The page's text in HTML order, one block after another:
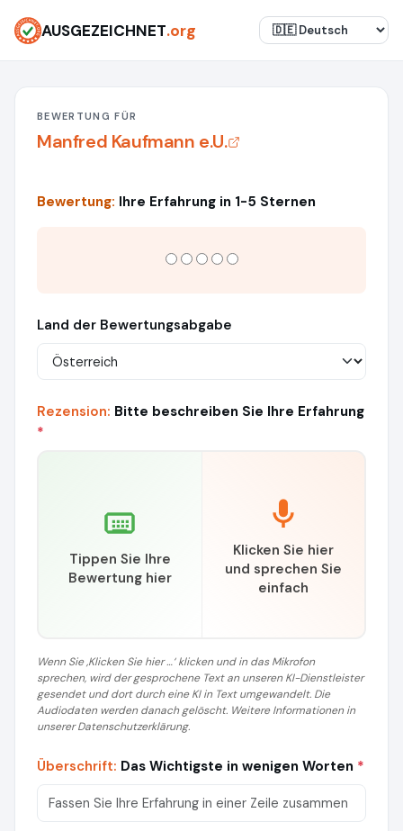
AUSGEZEICHNET.org
BEWERTUNG FÜR
Manfred Kaufmann e.U.
Bewertung: Ihre Erfahrung in 1-5 Sternen
Land der Bewertungsabgabe
Rezension: Bitte beschreiben Sie Ihre Erfahrung
*
Tippen Sie Ihre
Bewertung hier
Klicken Sie hier
und sprechen Sie
einfach
Wenn Sie ‚Klicken Sie hier …‘ klicken und in das Mikrofon
sprechen, wird der gesprochene Text an unseren KI-Dienstleister
gesendet und dort durch eine KI in Text umgewandelt. Die
Audiodaten werden danach gelöscht. Weitere Informationen in
unserer Datenschutzerklärung.
Überschrift: Das Wichtigste in wenigen Worten *